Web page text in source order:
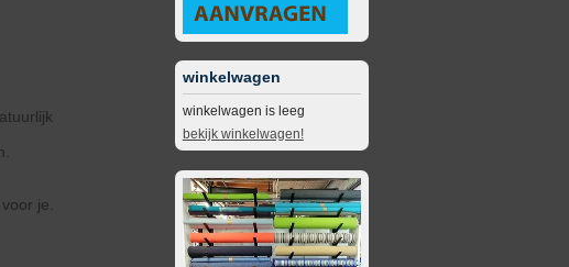
je.
winkelwagen
winkelwagen is leeg
bekijk winkelwagen!